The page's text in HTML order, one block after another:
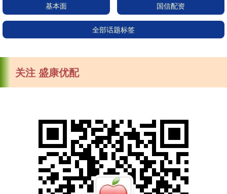
基本面 国信配资
全部话题标签
关注 盛康优配